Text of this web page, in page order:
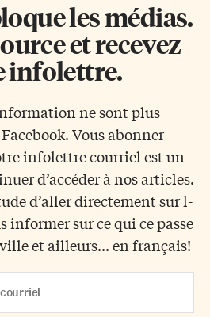
les médias.
et recevez
infolettre.
ne sont plus
Vous abonner
infolettre courriel est un
d’accéder à nos articles.
d’aller directement sur l-
informer sur ce qui ce passe
et ailleurs... en français!